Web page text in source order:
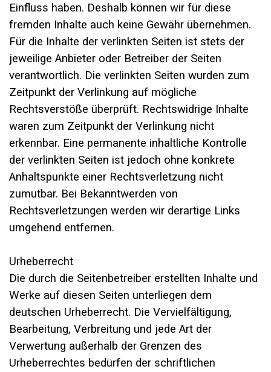
Einfluss haben. Deshalb können wir für diese
fremden Inhalte auch keine Gewähr übernehmen.
Für die Inhalte der verlinkten Seiten ist stets der
jeweilige Anbieter oder Betreiber der Seiten
verantwortlich. Die verlinkten Seiten wurden zum
Zeitpunkt der Verlinkung auf mögliche
Rechtsverstöße überprüft. Rechtswidrige Inhalte
waren zum Zeitpunkt der Verlinkung nicht
erkennbar. Eine permanente inhaltliche Kontrolle
der verlinkten Seiten ist jedoch ohne konkrete
Anhaltspunkte einer Rechtsverletzung nicht
zumutbar. Bei Bekanntwerden von
Rechtsverletzungen werden wir derartige Links
umgehend entfernen.
Urheberrecht
Die durch die Seitenbetreiber erstellten Inhalte und
Werke auf diesen Seiten unterliegen dem
deutschen Urheberrecht. Die Vervielfältigung,
Bearbeitung, Verbreitung und jede Art der
Verwertung außerhalb der Grenzen des
Urheberrechtes bedürfen der schriftlichen